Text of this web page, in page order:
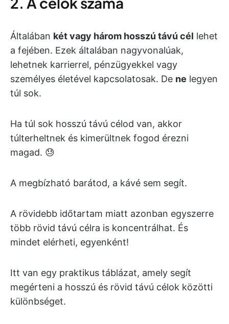
Általában két vagy három hosszú távú cél lehet
a fejében. Ezek általában nagyvonalúak,
lehetnek karrierrel, pénzügyekkel vagy
személyes életével kapcsolatosak. De ne legyen
túl sok.
Ha túl sok hosszú távú célod van, akkor
túlterheltnek és kimerültnek fogod érezni
magad. 😓
A megbízható barátod, a kávé sem segít.
A rövidebb időtartam miatt azonban egyszerre
több rövid távú célra is koncentrálhat. És
mindet elérheti, egyenként!
Itt van egy praktikus táblázat, amely segít
megérteni a hosszú és rövid távú célok közötti
különbséget.